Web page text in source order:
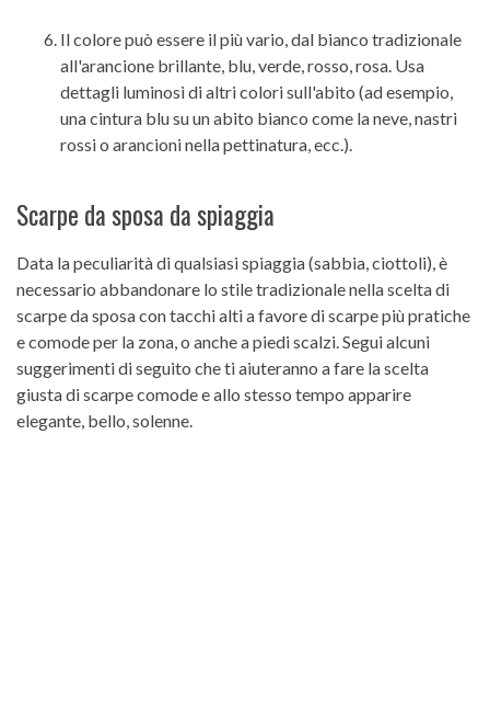
Il colore può essere il più vario, dal bianco tradizionale
all'arancione brillante, blu, verde, rosso, rosa. Usa
dettagli luminosi di altri colori sull'abito (ad esempio,
una cintura blu su un abito bianco come la neve, nastri
rossi o arancioni nella pettinatura, ecc.).
Scarpe da sposa da spiaggia
Data la peculiarità di qualsiasi spiaggia (sabbia, ciottoli), è
necessario abbandonare lo stile tradizionale nella scelta di
scarpe da sposa con tacchi alti a favore di scarpe più pratiche
e comode per la zona, o anche a piedi scalzi. Segui alcuni
suggerimenti di seguito che ti aiuteranno a fare la scelta
giusta di scarpe comode e allo stesso tempo apparire
elegante, bello, solenne.